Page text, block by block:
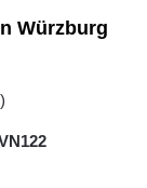
Würzburg